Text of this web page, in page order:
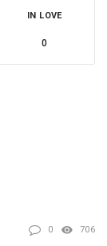
IN LOVE
0
0 706